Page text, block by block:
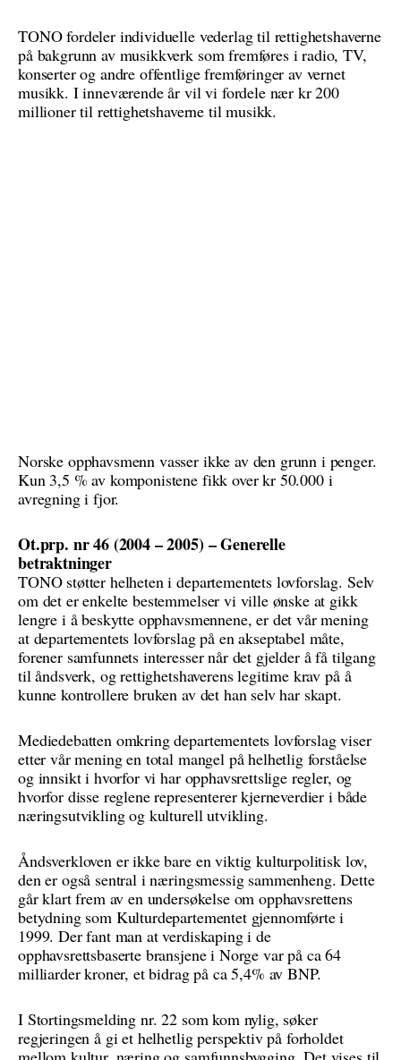
TONO fordeler individuelle vederlag til rettighetshaverne
på bakgrunn av musikkverk som fremføres i radio, TV,
konserter og andre offentlige fremføringer av vernet
musikk. I inneværende år vil vi fordele nær kr 200
millioner til rettighetshaverne til musikk.
Norske opphavsmenn vasser ikke av den grunn i penger.
Kun 3,5 % av komponistene fikk over kr 50.000 i
avregning i fjor.
Ot.prp. nr 46 (2004 – 2005) – Generelle
betraktninger
TONO støtter helheten i departementets lovforslag. Selv
om det er enkelte bestemmelser vi ville ønske at gikk
lengre i å beskytte opphavsmennene, er det vår mening
at departementets lovforslag på en akseptabel måte,
forener samfunnets interesser når det gjelder å få tilgang
til åndsverk, og rettighetshaverens legitime krav på å
kunne kontrollere bruken av det han selv har skapt.
Mediedebatten omkring departementets lovforslag viser
etter vår mening en total mangel på helhetlig forståelse
og innsikt i hvorfor vi har opphavsrettslige regler, og
hvorfor disse reglene representerer kjerneverdier i både
næringsutvikling og kulturell utvikling.
Åndsverkloven er ikke bare en viktig kulturpolitisk lov,
den er også sentral i næringsmessig sammenheng. Dette
går klart frem av en undersøkelse om opphavsrettens
betydning som Kulturdepartementet gjennomførte i
1999. Der fant man at verdiskaping i de
opphavsrettsbaserte bransjene i Norge var på ca 64
milliarder kroner, et bidrag på ca 5,4% av BNP.
I Stortingsmelding nr. 22 som kom nylig, søker
regjeringen å gi et helhetlig perspektiv på forholdet